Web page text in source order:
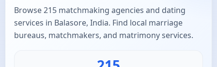
Browse 215 matchmaking agencies and dating
services in Balasore, India. Find local marriage
bureaus, matchmakers, and matrimony services.